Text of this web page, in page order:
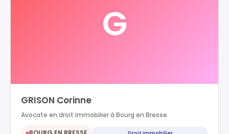
G
GRISON Corinne
Avocate en droit immobilier à Bourg en Bresse